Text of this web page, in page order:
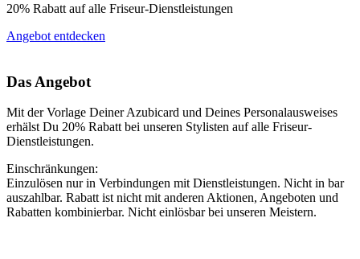
20% Rabatt auf alle Friseur-Dienstleistungen
Angebot entdecken
Das Angebot
Mit der Vorlage Deiner Azubicard und Deines Personalausweises
erhälst Du 20% Rabatt bei unseren Stylisten auf alle Friseur-
Dienstleistungen.
Einschränkungen:
Einzulösen nur in Verbindungen mit Dienstleistungen. Nicht in bar
auszahlbar. Rabatt ist nicht mit anderen Aktionen, Angeboten und
Rabatten kombinierbar. Nicht einlösbar bei unseren Meistern.